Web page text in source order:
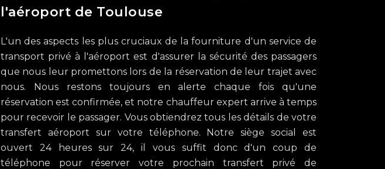
l'aéroport de Toulouse
L'un des aspects les plus cruciaux de la fourniture d'un service de
transport privé à l'aéroport est d'assurer la sécurité des passagers
que nous leur promettons lors de la réservation de leur trajet avec
nous. Nous restons toujours en alerte chaque fois qu'une
réservation est confirmée, et notre chauffeur expert arrive à temps
pour recevoir le passager. Vous obtiendrez tous les détails de votre
transfert aéroport sur votre téléphone. Notre siège social est
ouvert 24 heures sur 24, il vous suffit donc d'un coup de
téléphone pour réserver votre prochain transfert privé de